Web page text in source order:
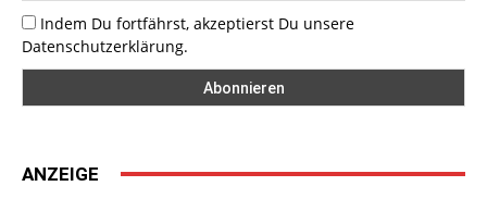
Indem Du fortfährst, akzeptierst Du unsere
Datenschutzerklärung.
ANZEIGE